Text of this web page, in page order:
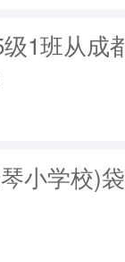
1班从成
小学校)